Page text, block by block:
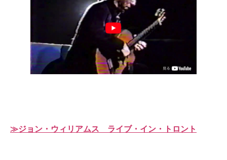
≫ジョン・ウィリアムス ライブ・イン・トロント